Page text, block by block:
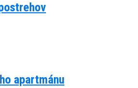
apartmánu